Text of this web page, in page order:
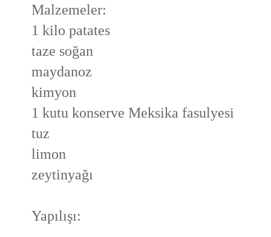
Malzemeler:
1 kilo patates
taze soğan
maydanoz
kimyon
1 kutu konserve Meksika fasulyesi
tuz
limon
zeytinyağı
Yapılışı: